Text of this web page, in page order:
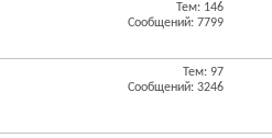
Тем: 146
Сообщений: 7799
Тем: 97
Сообщений: 3246